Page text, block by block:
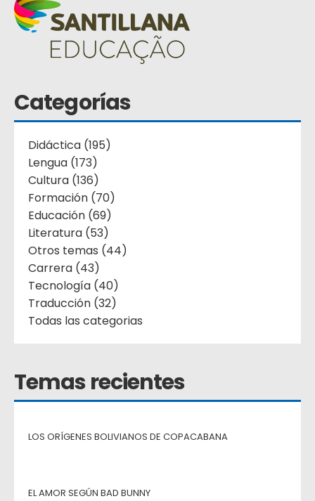
Categorías
Didáctica (195)
Lengua (173)
Cultura (136)
Formación (70)
Educación (69)
Literatura (53)
Otros temas (44)
Carrera (43)
Tecnología (40)
Traducción (32)
Todas las categorias
Temas recientes
LOS ORÍGENES BOLIVIANOS DE COPACABANA
EL AMOR SEGÚN BAD BUNNY